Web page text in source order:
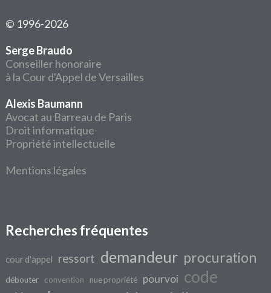
© 1996-2026
Serge Braudo
Conseiller honoraire
à la Cour d'Appel de Versailles
Alexis Baumann
Avocat au Barreau de Paris
Droit informatique
Propriété intellectuelle
Mentions légales
Recherches fréquentes
cour d'appel ressort demandeur procuration
débouter convention nue propriété pourvoi code